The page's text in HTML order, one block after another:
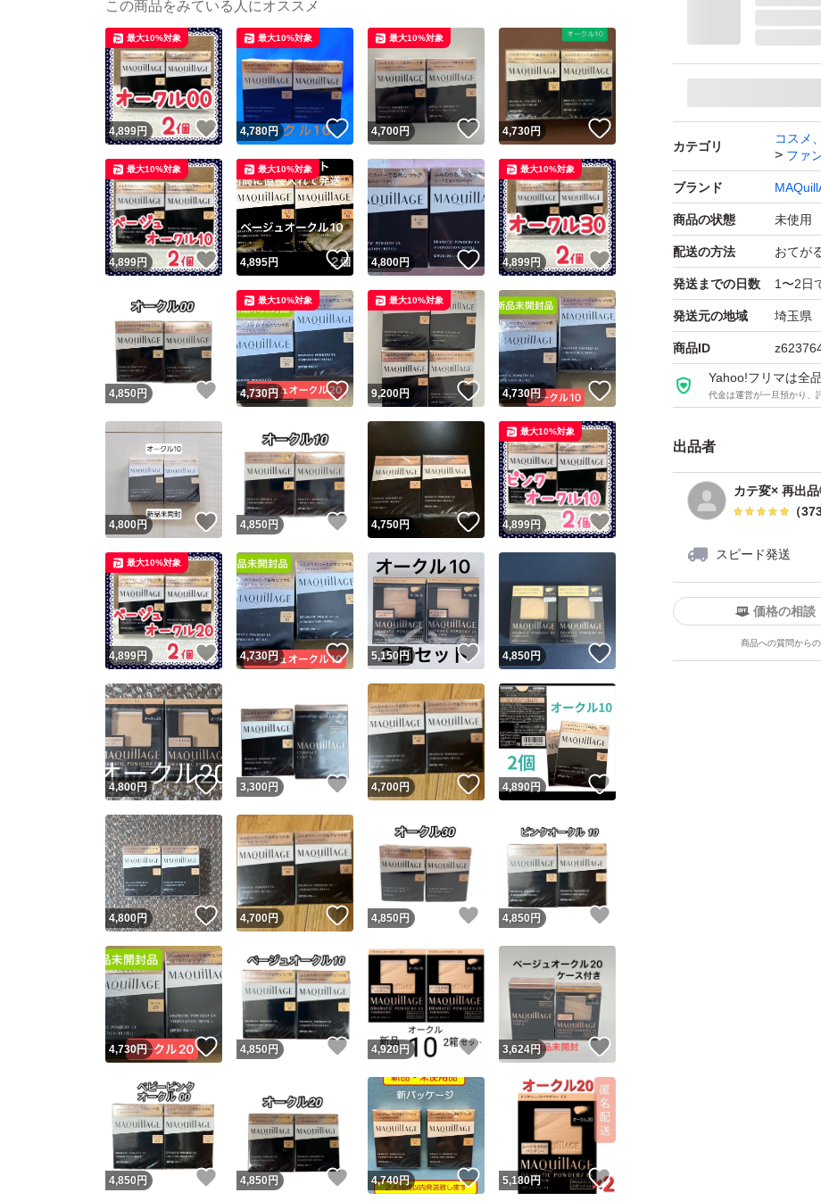
カテゴリ
コスメ
ファ
ブランド
商品の状態 未使用
配送の方法 おてが
発送までの日数 1〜2日
発送元の地域 埼玉県
商品ID
Yahoo!フリマは全
代金は運営が一旦預かり、
出品者
カテ変× 再出
（
スピード発送
ユーザーの実績について
Yahoo!フリマが定めた一定の基準を満たしたユーザーにバッジを付与しています
安心取引出品者
安心取引出品者 Yahoo!フリマの基準をクリアした安心・安全なユーザーです
取引実績
取引実績◯+ このユーザーはYahoo!フリマの取引を完了させた実績があります
他フリマ実績◯+ このユーザーは他フリマサービスでの取引実績があります
価格の相談
商品への質問から
この商品の情報をコピーします
商品画像の無断転載は禁止されています
コピーは1商品につき1回です
出品ページへ
この商品をみている人にオススメ
4,899円 いいね！
最大10%対象
4,780円 いいね！
最大10%対象
4,700円 いいね！
最大10%対象
4,730円
4,899円 いいね！
最大10%対象
4,895円 いいね！
最大10%対象
4,800円 いいね！
4,899円 いいね！
最大10%対象
4,850 円 いいね！
4,730円 いいね！
最大10%対象
9,200円 いいね！
最大10%対象
4,730円 いいね！
4,800円 いいね！
4,850 円 いいね！
4,750円 いいね！
4,899円 いいね！
最大10%対象
4,899円 いいね！
最大10%対象
4,730円 いいね！
5,150円 いいね！
4,850円 いいね！
4,800円 いいね！
3,300 円 いいね！
4,700円 いいね！
4,890 円
4,800円 いいね！
4,700円 いいね！
4,850 円 いいね！
4,850 円
4,730円 いいね！
4,850 円 いいね！
4,920円 いいね！
3,624円
4,850 円 いいね！
4,850 円 いいね！
4,740円 いいね！
5,180円 いいね！